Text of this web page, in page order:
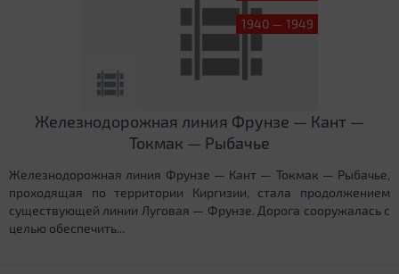
1940 — 1949
Железнодорожная линия Фрунзе — Кант —
Токмак — Рыбачье
Железнодорожная линия Фрунзе — Кант — Токмак — Рыбачье,
проходящая по территории Киргизии, стала продолжением
существующей линии Луговая — Фрунзе. Дорога сооружалась с
целью обеспечить...